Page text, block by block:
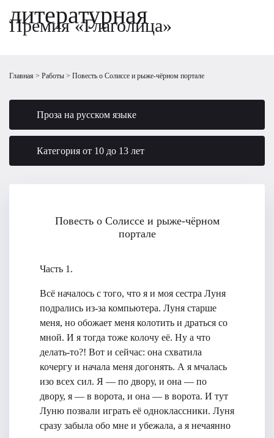
литературная
Премия «Глаголица»
Главная Работы Повесть о Солиссе и рыже-чёрном портале
Проза на русском языке
Категория от 10 до 13 лет
Повесть о Солиссе и рыже-чёрном
портале
Часть 1.
Всё началось с того, что я и моя сестра Луня
подрались из-за компьютера. Луня старше
меня, но обожает меня колотить и драться со
мной. И я тогда тоже колочу её. Ну а что
делать-то?! Вот и сейчас: она схватила
кочергу и начала меня догонять. А я мчалась
изо всех сил. Я — по двору, и она — по
двору, я — в ворота, и она — в ворота. И тут
Луню позвали играть её одноклассники. Луня
сразу забыла обо мне и убежала, а я нечаянно